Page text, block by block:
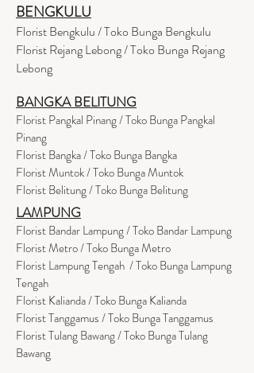
BENGKULU
Florist Bengkulu / Toko Bunga Bengkulu
Florist Rejang Lebong / Toko Bunga Rejang
Lebong
BANGKA BELITUNG
Florist Pangkal Pinang / Toko Bunga Pangkal
Pinang
Florist Bangka / Toko Bunga Bangka
Florist Muntok / Toko Bunga Muntok
Florist Belitung / Toko Bunga Belitung
LAMPUNG
Florist Bandar Lampung / Toko Bandar Lampung
Florist Metro / Toko Bunga Metro
Florist Lampung Tengah / Toko Bunga Lampung
Tengah
Florist Kalianda / Toko Bunga Kalianda
Florist Tanggamus / Toko Bunga Tanggamus
Florist Tulang Bawang / Toko Bunga Tulang
Bawang